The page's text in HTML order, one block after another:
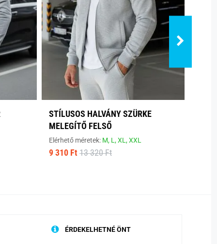
STÍLUSOS HALVÁNY SZÜRKE
MELEGÍTŐ FELSŐ
Elérhető méretek: M, L,XL,XXL
9 310 Ft 13 320 Ft
ÉRDEKELHETNÉ ÖNT